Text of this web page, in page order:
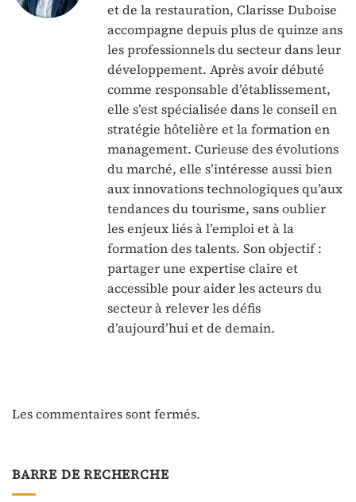
et de la restauration, Clarisse Duboise
accompagne depuis plus de quinze ans
les professionnels du secteur dans leur
développement. Après avoir débuté
comme responsable d’établissement,
elle s’est spécialisée dans le conseil en
stratégie hôtelière et la formation en
management. Curieuse des évolutions
du marché, elle s’intéresse aussi bien
aux innovations technologiques qu’aux
tendances du tourisme, sans oublier
les enjeux liés à l’emploi et à la
formation des talents. Son objectif :
partager une expertise claire et
accessible pour aider les acteurs du
secteur à relever les défis
d’aujourd’hui et de demain.
Les commentaires sont fermés.
BARRE DE RECHERCHE